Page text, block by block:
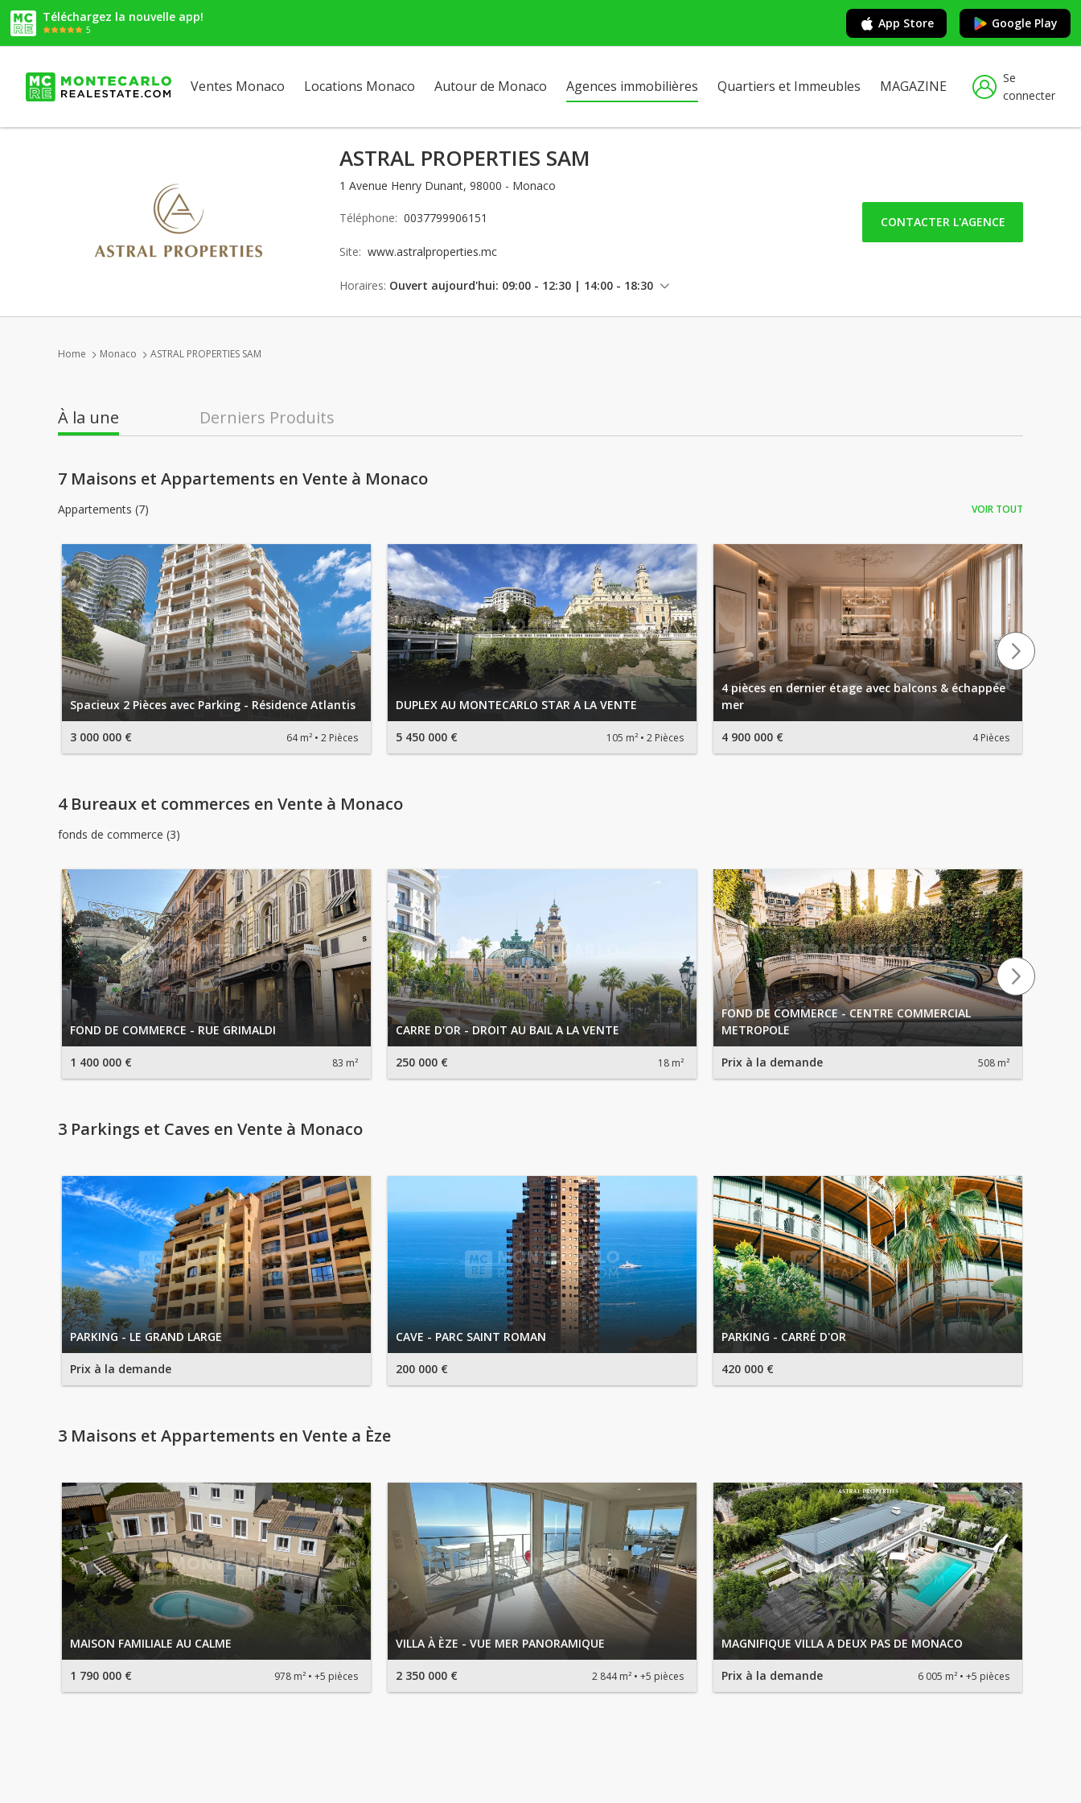
Téléchargez la nouvelle app!
5 App Store Google Play
Ventes Monaco Locations Monaco Autour de Monaco Agences immobilières Quartiers et Immeubles MAGAZINE
Se
connecter
ASTRAL PROPERTIES SAM
1 Avenue Henry Dunant, 98000 - Monaco
Téléphone: 0037799906151
Site: www.astralproperties.mc
Horaires: Ouvert aujourd'hui: 09:00 - 12:30 | 14:00 - 18:30
CONTACTER L'AGENCE
Home Monaco ASTRAL PROPERTIES SAM
À la une Derniers Produits
7 Maisons et Appartements en Vente à Monaco
Appartements (7) VOIR TOUT
Spacieux 2 Pièces avec Parking - Résidence Atlantis
3 000 000 € 64 m² 2 Pièces
DUPLEX AU MONTECARLO STAR A LA VENTE
5 450 000 € 105 m² 2 Pièces
4 pièces en dernier étage avec balcons & échappée
mer
4 900 000 € 4 Pièces
4 Bureaux et commerces en Vente à Monaco
fonds de commerce (3)
FOND DE COMMERCE - RUE GRIMALDI
1 400 000 € 83 m²
CARRE D'OR - DROIT AU BAIL A LA VENTE
250 000 € 18 m²
FOND DE COMMERCE - CENTRE COMMERCIAL
METROPOLE
Prix à la demande 508 m²
3 Parkings et Caves en Vente à Monaco
PARKING - LE GRAND LARGE
Prix à la demande
CAVE - PARC SAINT ROMAN
200 000 €
PARKING - CARRÉ D'OR
420 000 €
3 Maisons et Appartements en Vente a Èze
MAISON FAMILIALE AU CALME
1 790 000 € 978 m² +5 pièces
VILLA À ÈZE - VUE MER PANORAMIQUE
2 350 000 € 2 844 m² +5 pièces
MAGNIFIQUE VILLA A DEUX PAS DE MONACO
Prix à la demande 6 005 m² +5 pièces